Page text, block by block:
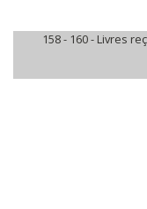
158 - 160 - Livres